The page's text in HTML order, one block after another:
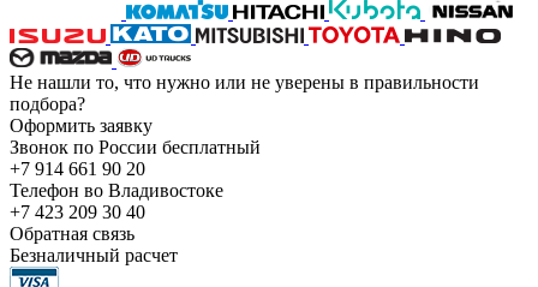
Не нашли то, что нужно или не уверены в правильности
подбора?
Оформить заявку
Звонок по России бесплатный
+7 914 661 90 20
Телефон во Владивостоке
+7 423 209 30 40
Обратная связь
Безналичный расчет